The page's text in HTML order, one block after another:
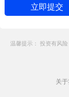
立即提交
温馨提示： 投资有风
关